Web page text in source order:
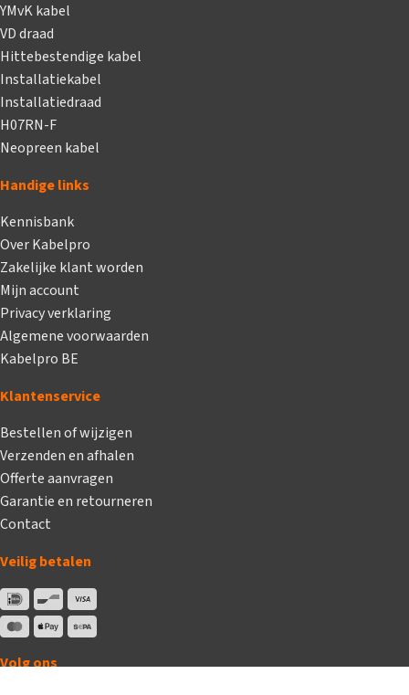
YMvK kabel
VD draad
Hittebestendige kabel
Installatiekabel
Installatiedraad
H07RN-F
Neopreen kabel
Handige links
Kennisbank
Over Kabelpro
Zakelijke klant worden
Mijn account
Privacy verklaring
Algemene voorwaarden
Kabelpro BE
Klantenservice
Bestellen of wijzigen
Verzenden en afhalen
Offerte aanvragen
Garantie en retourneren
Contact
Veilig betalen
Volg ons